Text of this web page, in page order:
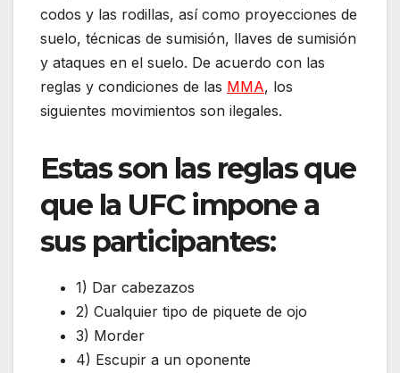
codos y las rodillas, así como proyecciones de
suelo, técnicas de sumisión, llaves de sumisión
y ataques en el suelo. De acuerdo con las
reglas y condiciones de las MMA, los
siguientes movimientos son ilegales.
Estas son las reglas que
que la UFC impone a
sus participantes:
1) Dar cabezazos
2) Cualquier tipo de piquete de ojo
3) Morder
4) Escupir a un oponente